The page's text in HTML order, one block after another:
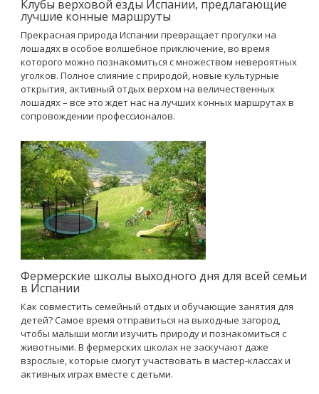
Клубы верховой езды Испании, предлагающие
лучшие конные маршруты
Прекрасная природа Испании превращает прогулки на
лошадях в особое волшебное приключение, во время
которого можно познакомиться с множеством невероятных
уголков. Полное слияние с природой, новые культурные
открытия, активный отдых верхом на величественных
лошадях – все это ждет нас на лучших конных маршрутах в
сопровождении профессионалов.
Фермерские школы выходного дня для всей семьи
в Испании
Как совместить семейный отдых и обучающие занятия для
детей? Самое время отправиться на выходные загород,
чтобы малыши могли изучить природу и познакомиться с
животными. В фермерских школах не заскучают даже
взрослые, которые смогут участвовать в мастер-классах и
активных играх вместе с детьми.